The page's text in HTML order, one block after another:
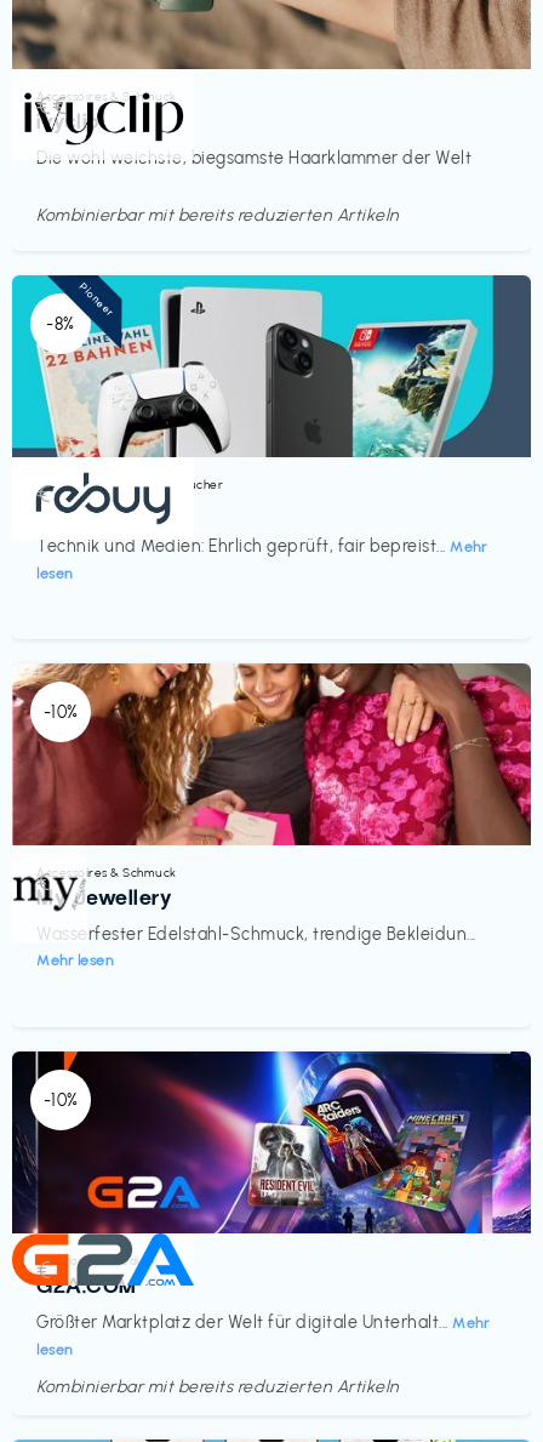
Accessoires & Schmuck
ivyclip
Die wohl weichste, biegsamste Haarklammer der Welt
€€‎
Kombinierbar mit bereits reduzierten Artikeln
-8%
Bücher, Magazine & Hörbücher
rebuy
Technik und Medien: Ehrlich geprüft, fair bepreist... Mehr
lesen
€‎
Pioneer
-10%
Accessoires & Schmuck
My Jewellery
Wasserfester Edelstahl-Schmuck, trendige Bekleidun...
Mehr lesen
€‎
-10%
Elektronik & Medien
G2A.COM
Größter Marktplatz der Welt für digitale Unterhalt... Mehr
lesen
€‎
Kombinierbar mit bereits reduzierten Artikeln